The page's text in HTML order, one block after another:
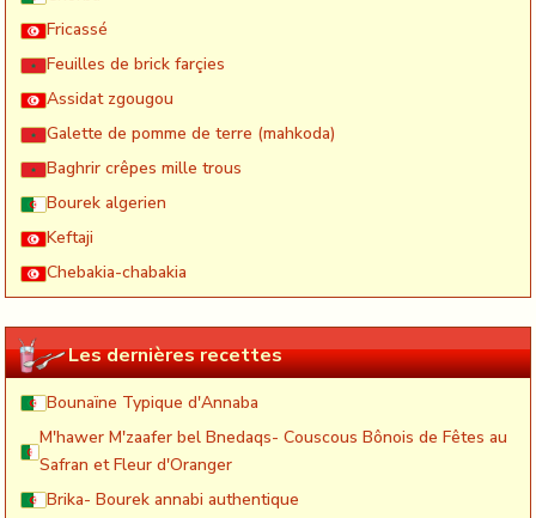
Fricassé
Feuilles de brick farçies
Assidat zgougou
Galette de pomme de terre (mahkoda)
Baghrir crêpes mille trous
Bourek algerien
Keftaji
Chebakia-chabakia
Les dernières recettes
Bounaïne Typique d'Annaba
M'hawer M'zaafer bel Bnedaqs- Couscous Bônois de Fêtes au
Safran et Fleur d'Oranger
Brika- Bourek annabi authentique